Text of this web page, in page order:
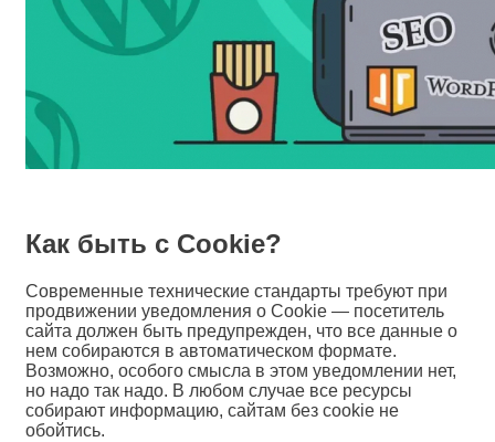
Как быть с Cookie?
Современные технические стандарты требуют при
продвижении уведомления о Cookie — посетитель
сайта должен быть предупрежден, что все данные о
нем собираются в автоматическом формате.
Возможно, особого смысла в этом уведомлении нет,
но надо так надо. В любом случае все ресурсы
собирают информацию, сайтам без cookie не
обойтись.